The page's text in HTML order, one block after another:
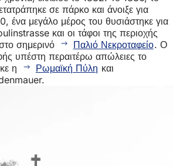
σε πάρκο και άνοιξε για
ένα μεγάλο μέρος του θυσιάστηκε για
και οι τάφοι της περιοχής
σημερινό
Παλιό Νεκροταφείο. Ο
υπέστη περαιτέρω απώλειες το
η
Ρωμαϊκή Πύλη και